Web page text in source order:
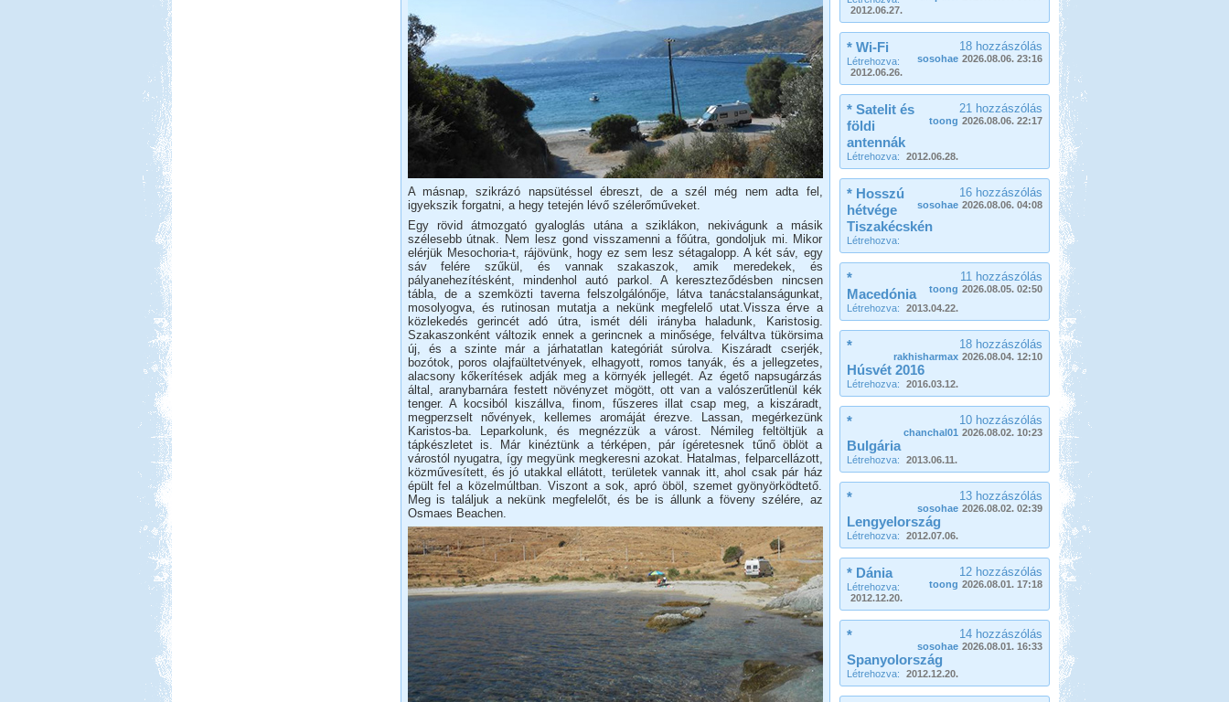
A másnap, szikrázó napsütéssel ébreszt, de a szél még nem adta fel,
igyekszik forgatni, a hegy tetején lévő szélerőműveket.
Egy rövid átmozgató gyaloglás utána a sziklákon, nekivágunk a másik
szélesebb útnak. Nem lesz gond visszamenni a főútra, gondoljuk mi. Mikor
elérjük Mesochoria-t, rájövünk, hogy ez sem lesz sétagalopp. A két sáv, egy
sáv felére szűkül, és vannak szakaszok, amik meredekek, és
pályanehezítésként, mindenhol autó parkol. A kereszteződésben nincsen
tábla, de a szemközti taverna felszolgálónője, látva tanácstalanságunkat,
mosolyogva, és rutinosan mutatja a nekünk megfelelő utat.Vissza érve a
közlekedés gerincét adó útra, ismét déli irányba haladunk, Karistosig.
Szakaszonként változik ennek a gerincnek a minősége, felváltva tükörsima
új, és a szinte már a járhatatlan kategóriát súrolva. Kiszáradt cserjék,
bozótok, poros olajfaültetvények, elhagyott, romos tanyák, és a jellegzetes,
alacsony kőkerítések adják meg a környék jellegét. Az égető napsugárzás
által, aranybarnára festett növényzet mögött, ott van a valószerűtlenül kék
tenger. A kocsiból kiszállva, finom, fűszeres illat csap meg, a kiszáradt,
megperzselt nővények, kellemes aromáját érezve. Lassan, megérkezünk
Karistos-ba. Leparkolunk, és megnézzük a várost. Némileg feltöltjük a
tápkészletet is. Már kinéztünk a térképen, pár ígéretesnek tűnő öblöt a
várostól nyugatra, így megyünk megkeresni azokat. Hatalmas, felparcellázott,
közművesített, és jó utakkal ellátott, területek vannak itt, ahol csak pár ház
épült fel a közelmúltban. Viszont a sok, apró öböl, szemet gyönyörködtető.
Meg is találjuk a nekünk megfelelőt, és be is állunk a föveny szélére, az
Osmaes Beachen.
2012.06.27.
18 hozzászólás
sosohae 2026.08.06. 23:16
* Wi-Fi
Létrehozva:
2012.06.26.
21 hozzászólás
toong 2026.08.06. 22:17
* Satelit és
földi
antennák
Létrehozva: 2012.06.28.
16 hozzászólás
sosohae 2026.08.06. 04:08
* Hosszú
hétvége
Tiszakécskén
Létrehozva:
11 hozzászólás
toong 2026.08.05. 02:50
*
Macedónia
Létrehozva: 2013.04.22.
18 hozzászólás
rakhisharmax 2026.08.04. 12:10
*
Húsvét 2016
Létrehozva: 2016.03.12.
10 hozzászólás
chanchal01 2026.08.02. 10:23
*
Bulgária
Létrehozva: 2013.06.11.
13 hozzászólás
sosohae 2026.08.02. 02:39
*
Lengyelország
Létrehozva: 2012.07.06.
12 hozzászólás
toong 2026.08.01. 17:18
* Dánia
Létrehozva:
2012.12.20.
14 hozzászólás
sosohae 2026.08.01. 16:33
*
Spanyolország
Létrehozva: 2012.12.20.